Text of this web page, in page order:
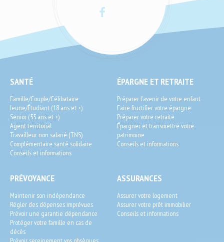
Facebook
SEO
End-
User
SANTÉ
Famille/Couple/Célibataire
Jeune/Étudiant (18 ans et +)
Senior (55 ans et +)
Agent territorial
Travailleur non salarié (TNS)
Complémentaire santé solidaire
Conseils et informations
ÉPARGNE ET RETRAITE
Préparer l'avenir de votre enfant
Faire fructifier votre épargne
Préparer votre retraite
Épargner et transmettre votre
patrimoine
Conseils et informations
PRÉVOYANCE
Maintenir son indépendance
Régler des dépenses imprévues
Prévoir une garantie dépendance
Protéger votre famille en cas de
décès
ASSURANCES
Assurer votre logement
Assurer votre prêt immobilier
Conseils et informations